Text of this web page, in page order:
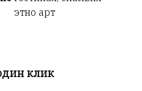
этно арт
клик